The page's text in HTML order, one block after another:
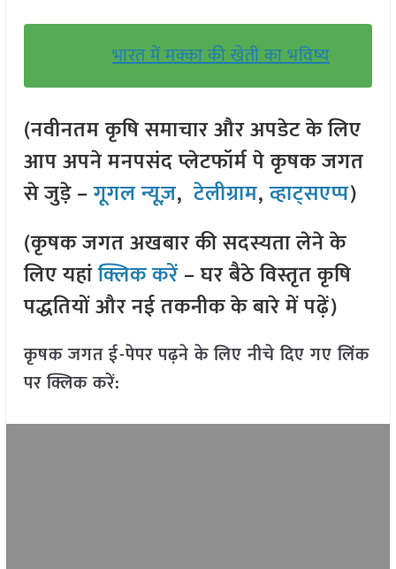
भारत में मक्का की खेती का भविष्य
(नवीनतम कृषि समाचार और अपडेट के लिए
आप अपने मनपसंद प्लेटफॉर्म पे कृषक जगत
से जुड़े –गूगल न्यूज़,टेलीग्राम,व्हाट्सएप्प)
(कृषक जगत अखबार की सदस्यता लेने के
लिए यहांक्लिक करें– घर बैठे विस्तृत कृषि
पद्धतियों और नई तकनीक के बारे में पढ़ें)
कृषक जगत ई-पेपर पढ़ने के लिए नीचे दिए गए लिंक
पर क्लिक करें: